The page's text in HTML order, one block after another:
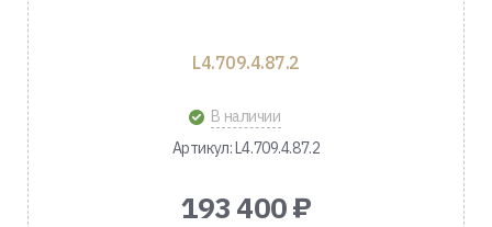
L4.709.4.87.2
В наличии
Артикул: L4.709.4.87.2
193 400 ₽